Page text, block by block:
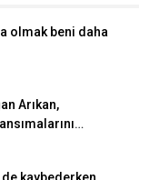
olmak beni daha
Arıkan,